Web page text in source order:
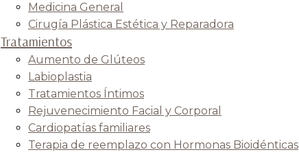
Medicina General
Cirugía Plástica Estética y Reparadora
Tratamientos
Aumento de Glúteos
Labioplastia
Tratamientos Íntimos
Rejuvenecimiento Facial y Corporal
Cardiopatías familiares
Terapia de reemplazo con Hormonas Bioidénticas